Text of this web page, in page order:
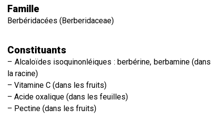
Famille
Berbéridacées (Berberidaceae)
Constituants
– Alcaloïdes isoquinonléiques : berbérine, berbamine (dans
la racine)
– Vitamine C (dans les fruits)
– Acide oxalique (dans les feuilles)
– Pectine (dans les fruits)